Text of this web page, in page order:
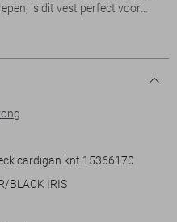
is dit vest perfect voor
met opvallende
bestaat uit 80% viscose en
en ademende ervaring,
Draag het over een lichte
moeiteloos modieuze look.
of gezellig met vrienden
uitstraling met dit
cardigan knt 15366170
BLACK IRIS